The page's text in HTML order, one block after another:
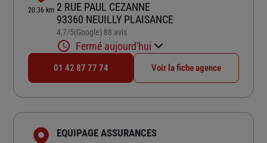
20.36 km 2 RUE PAUL CEZANNE
93360 NEUILLY PLAISANCE
4,7/5Note de 4.7 sur 5
(Google) 88 avis
Fermé aujourd'hui
01 42 87 77 74 Voir la fiche agence
EQUIPAGE ASSURANCES